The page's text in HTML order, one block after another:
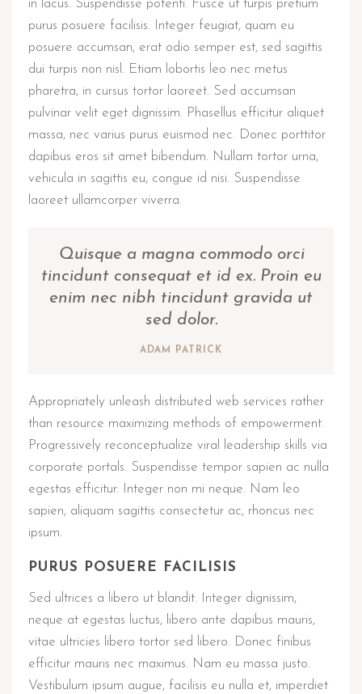
in lacus. Suspendisse potenti. Fusce ut turpis pretium
purus posuere facilisis. Integer feugiat, quam eu
posuere accumsan, erat odio semper est, sed sagittis
dui turpis non nisl. Etiam lobortis leo nec metus
pharetra, in cursus tortor laoreet. Sed accumsan
pulvinar velit eget dignissim. Phasellus efficitur aliquet
massa, nec varius purus euismod nec. Donec porttitor
dapibus eros sit amet bibendum. Nullam tortor urna,
vehicula in sagittis eu, congue id nisi. Suspendisse
laoreet ullamcorper viverra.
Quisque a magna commodo orci
tincidunt consequat et id ex. Proin eu
enim nec nibh tincidunt gravida ut
sed dolor.
ADAM PATRICK
Appropriately unleash distributed web services rather
than resource maximizing methods of empowerment.
Progressively reconceptualize viral leadership skills via
corporate portals. Suspendisse tempor sapien ac nulla
egestas efficitur. Integer non mi neque. Nam leo
sapien, aliquam sagittis consectetur ac, rhoncus nec
ipsum.
PURUS POSUERE FACILISIS
Sed ultrices a libero ut blandit. Integer dignissim,
neque at egestas luctus, libero ante dapibus mauris,
vitae ultricies libero tortor sed libero. Donec finibus
efficitur mauris nec maximus. Nam eu massa justo.
Vestibulum ipsum augue, facilisis eu nulla et, imperdiet